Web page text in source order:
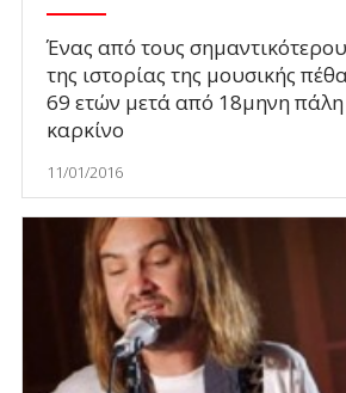
Ένας από τους
της ιστορίας της μουσικής
69 ετών μετά από 18μηνη πάλη
καρκίνο
11/01/2016